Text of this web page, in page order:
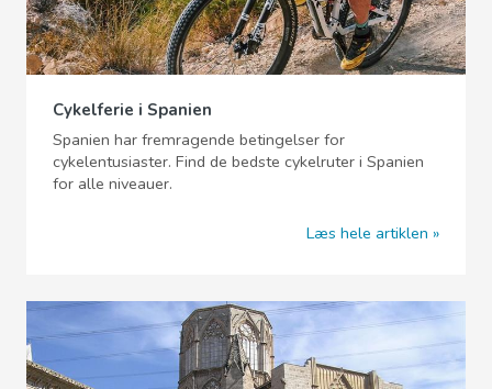
Cykelferie i Spanien
Spanien har fremragende betingelser for
cykelentusiaster. Find de bedste cykelruter i Spanien
for alle niveauer.
Læs hele artiklen